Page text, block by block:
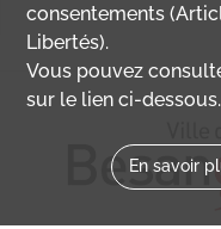
consentements
Libertés).
Vous pouvez
sur le lien ci-dessous.
En savoir